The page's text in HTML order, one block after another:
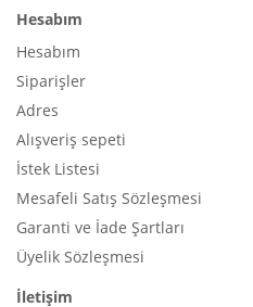
Hesabım
Hesabım
Siparişler
Adres
Alışveriş sepeti
İstek Listesi
Mesafeli Satış Sözleşmesi
Garanti ve İade Şartları
Üyelik Sözleşmesi
İletişim